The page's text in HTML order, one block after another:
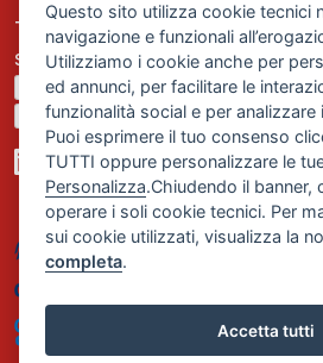
Questo sito utilizza cookie tecnici
navigazione e funzionali
Utilizziamo i cookie anche per
ed annunci, per facilitare le
funzionalità social e per
Puoi esprimere il tuo consenso
TUTTI oppure personalizzare le
Personalizza.Chiudendo il banner,
operare i soli cookie tecnici. Per
sui cookie utilizzati, visualizza la
completa.
Accetta tutti
Tel. +39 02 2838 1307
segreteria@comservizi.eu
Privacy Policy
Cookie Policy